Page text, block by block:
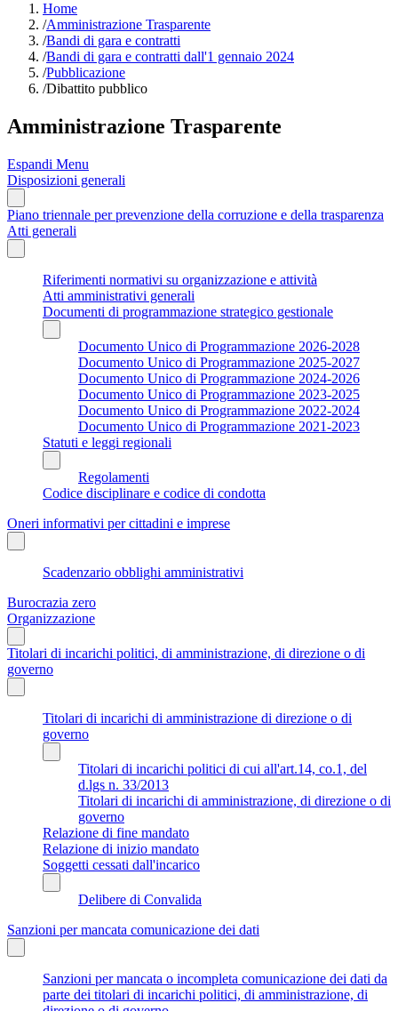
Home
/Amministrazione Trasparente
/Bandi di gara e contratti
/Bandi di gara e contratti dall'1 gennaio 2024
/Pubblicazione
/Dibattito pubblico
Amministrazione Trasparente
Espandi Menu
Disposizioni generali
Piano triennale per prevenzione della corruzione e della trasparenza
Atti generali
Riferimenti normativi su organizzazione e attività
Atti amministrativi generali
Documenti di programmazione strategico gestionale
Documento Unico di Programmazione 2026-2028
Documento Unico di Programmazione 2025-2027
Documento Unico di Programmazione 2024-2026
Documento Unico di Programmazione 2023-2025
Documento Unico di Programmazione 2022-2024
Documento Unico di Programmazione 2021-2023
Statuti e leggi regionali
Regolamenti
Codice disciplinare e codice di condotta
Oneri informativi per cittadini e imprese
Scadenzario obblighi amministrativi
Burocrazia zero
Organizzazione
Titolari di incarichi politici, di amministrazione, di direzione o di
governo
Titolari di incarichi di amministrazione di direzione o di
governo
Titolari di incarichi politici di cui all'art.14, co.1, del
d.lgs n. 33/2013
Titolari di incarichi di amministrazione, di direzione o di
governo
Relazione di fine mandato
Relazione di inizio mandato
Soggetti cessati dall'incarico
Delibere di Convalida
Sanzioni per mancata comunicazione dei dati
Sanzioni per mancata o incompleta comunicazione dei dati da
parte dei titolari di incarichi politici, di amministrazione, di